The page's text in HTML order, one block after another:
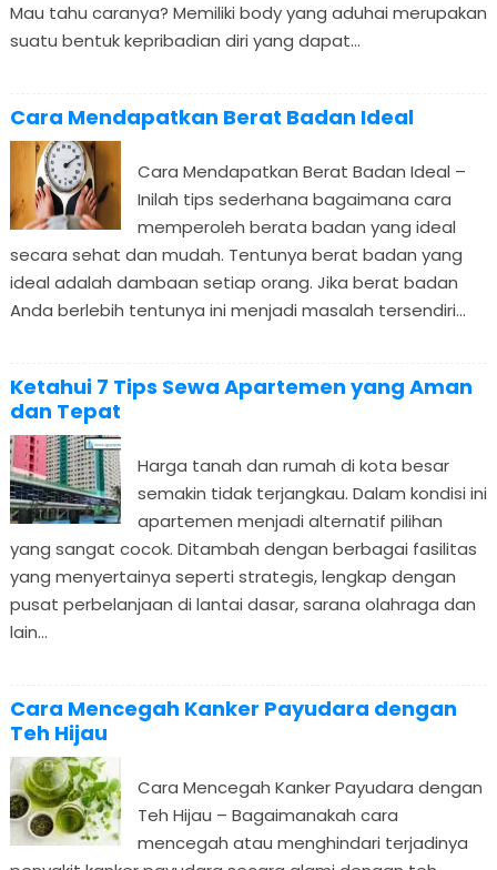
Mau tahu caranya? Memiliki body yang aduhai merupakan
suatu bentuk kepribadian diri yang dapat...
Cara Mendapatkan Berat Badan Ideal
Cara Mendapatkan Berat Badan Ideal –
Inilah tips sederhana bagaimana cara
memperoleh berata badan yang ideal
secara sehat dan mudah. Tentunya berat badan yang
ideal adalah dambaan setiap orang. Jika berat badan
Anda berlebih tentunya ini menjadi masalah tersendiri...
Ketahui 7 Tips Sewa Apartemen yang Aman
dan Tepat
Harga tanah dan rumah di kota besar
semakin tidak terjangkau. Dalam kondisi ini
apartemen menjadi alternatif pilihan
yang sangat cocok. Ditambah dengan berbagai fasilitas
yang menyertainya seperti strategis, lengkap dengan
pusat perbelanjaan di lantai dasar, sarana olahraga dan
lain...
Cara Mencegah Kanker Payudara dengan
Teh Hijau
Cara Mencegah Kanker Payudara dengan
Teh Hijau – Bagaimanakah cara
mencegah atau menghindari terjadinya